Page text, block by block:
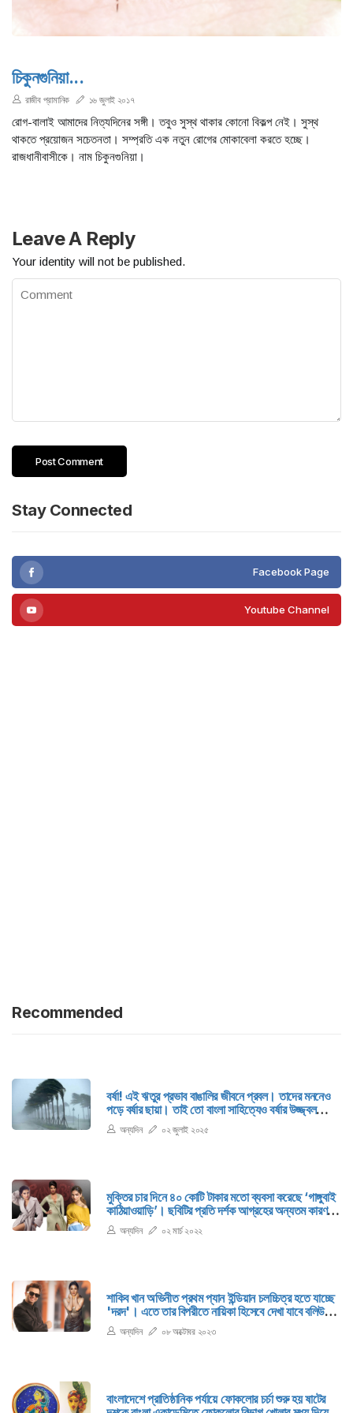
চিকুনগুনিয়া...
রাজীব প্রামানিক ১৬ জুলাই ২০১৭
রােগ-বালাই আমাদের নিত্যদিনের সঙ্গী। তবুও সুস্থ থাকার কোনাে বিকল্প নেই। সুস্থ
থাকতে প্রয়ােজন সচেতনতা। সম্প্রতি এক নতুন রােগের মােকাবেলা করতে হচ্ছে।
রাজধানীবাসীকে। নাম চিকুনগুনিয়া।
Leave A Reply
Your identity will not be published.
Stay Connected
Facebook Page
Youtube Channel
Recommended
বর্ষা! এই ঋতুর প্রভাব বাঙালির জীবনে প্রবল। তাদের মননেও
পড়ে বর্ষার ছায়া। তাই তো বাংলা সাহিত্যেও বর্ষার উজ্জ্বল
উপস্থিতি লক্ষ করা যায়।
অন্যদিন ০২ জুলাই ২০২৫
মুক্তির চার দিনে ৪০ কোটি টাকার মতো ব্যবসা করেছে ‌‘গাঙ্গুবাই
কাঠিয়াওয়াড়ি’। ছবিটির প্রতি দর্শক আগ্রহের অন্যতম কারণ
দুটি। প্রথমত, এটি সঞ্জয়লীলা বানসালির ছবি। দ্বিতীয়ত মূল
চরিত্রে অভিনয়কারী আলিয়া ভাট। এমন আলিয়াকে আগে দেখা
অন্যদিন ০২ মার্চ ২০২২
শাকিব খান অভিনীত প্রথম প্যান ইন্ডিয়ান চলচ্চিত্র হতে যাচ্ছে
'দরদ'। এতে তার বিপরীতে নায়িকা হিসেবে দেখা যাবে বলিউড
তারকা সোনাল চৌহানকে। বিগ বাজেটের এই ছবিতে থাকছেন
ঢালিউড, টালিউড ও বলিউডের আরও কয়েকজন তারকা শিল্পী।
অন্যদিন ০৮ অক্টোবর ২০২৩
বাংলাদেশে প্রাতিষ্ঠানিক পর্যায়ে ফোকলোর চর্চা শুরু হয় ষাটের